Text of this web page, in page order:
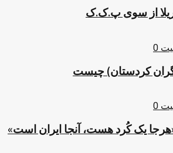
از سوی پ.ک.ک
0
کردستان) چیست
0
یک کُرد هست، آنجا ایران است»